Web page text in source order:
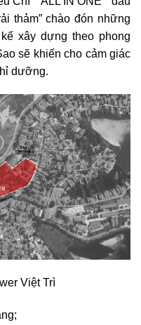
thảm” chào đón những
xây dựng theo phong
sẽ khiến cho cảm giác
dưỡng.
Việt Trì